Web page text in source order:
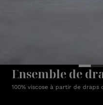
Ensemble de
100% viscose à partir de draps